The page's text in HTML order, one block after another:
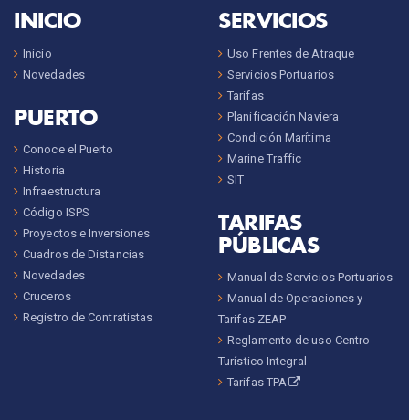
INICIO
Inicio
Novedades
PUERTO
Conoce el Puerto
Historia
Infraestructura
Código ISPS
Proyectos e Inversiones
Cuadros de Distancias
Novedades
Cruceros
Registro de Contratistas
SERVICIOS
Uso Frentes de Atraque
Servicios Portuarios
Tarifas
Planificación Naviera
Condición Marítima
Marine Traffic
SIT
TARIFAS
PÚBLICAS
Manual de Servicios Portuarios
Manual de Operaciones y
Tarifas ZEAP
Reglamento de uso Centro
Turístico Integral
Tarifas TPA